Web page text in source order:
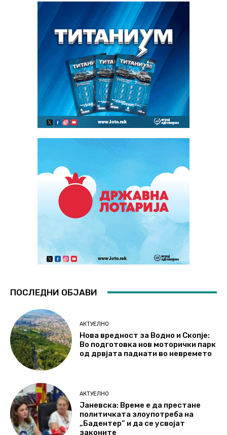
ПОСЛЕДНИ ОБЈАВИ
АКТУЕЛНО
Нова вредност за Водно и Скопје:
Во подготовка нов моторички парк
од дрвјата паднати во невремето
АКТУЕЛНО
Јаневска: Време е да престане
политичката злоупотреба на
„Бадентер“ и да се усвојат
законите